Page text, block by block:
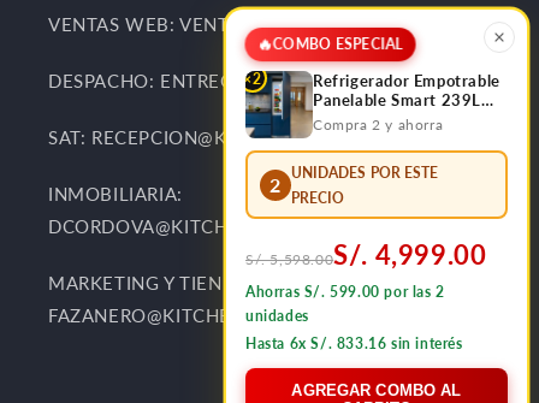
VENTAS WEB: VENTAS@KITCHENCENTER.PE
DESPACHO: ENTREGAS@KITCHENCENTER.PE
SAT: RECEPCION@KITCHENCENTER.PE
INMOBILIARIA:
DCORDOVA@KITCHENCENTER.PE
MARKETING Y TIENDAS:
FAZANERO@KITCHENCENTER.PE
🔥COMBO ESPECIAL
×2
Refrigerador Empotrable
Panelable Smart 239L
Bottom Frezzer FDV
Compra 2 y ahorra
2
UNIDADES POR ESTE
PRECIO
S/. 5,598.00S/. 4,999.00
Ahorras S/. 599.00 por las 2
unidades
Hasta 6x S/. 833.16 sin interés
AGREGAR COMBO AL